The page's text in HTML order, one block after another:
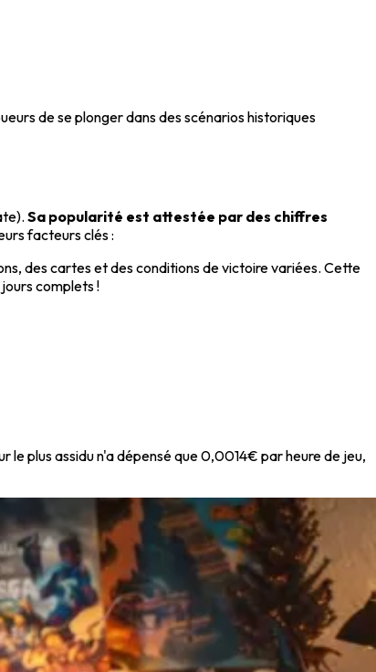
de se plonger dans des scénarios historiques
Sa popularité est attestée par des chiffres
facteurs clés :
des cartes et des conditions de victoire variées. Cette
complets !
plus assidu n'a dépensé que 0,0014€ par heure de jeu,